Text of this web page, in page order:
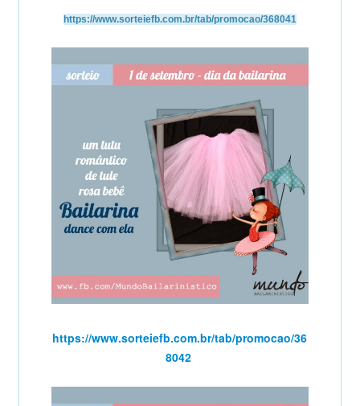
https://www.sorteiefb.com.br/tab/promocao/368041
https://www.sorteiefb.com.br/tab/promocao/36
8042